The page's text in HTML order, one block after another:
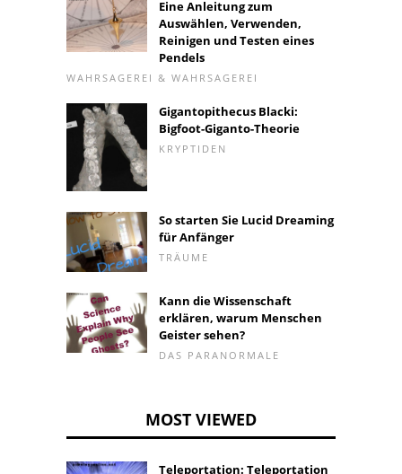
Eine Anleitung zum
Auswählen, Verwenden,
Reinigen und Testen eines
Pendels
WAHRSAGEREI & WAHRSAGEREI
Gigantopithecus Blacki:
Bigfoot-Giganto-Theorie
KRYPTIDEN
So starten Sie Lucid Dreaming
für Anfänger
TRÄUME
Kann die Wissenschaft
erklären, warum Menschen
Geister sehen?
DAS PARANORMALE
MOST VIEWED
Teleportation: Teleportation